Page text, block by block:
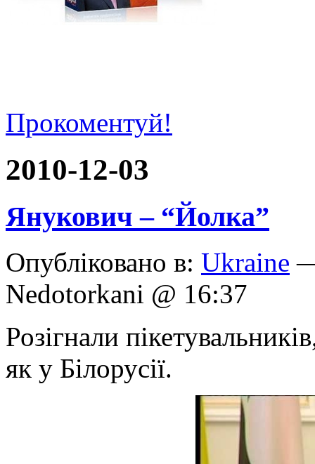
Прокоментуй!
2010-12-03
Янукович – “Йолка”
Опубліковано в: Ukraine
Nedotorkani @ 16:37
Розігнали
як у Білорусії.